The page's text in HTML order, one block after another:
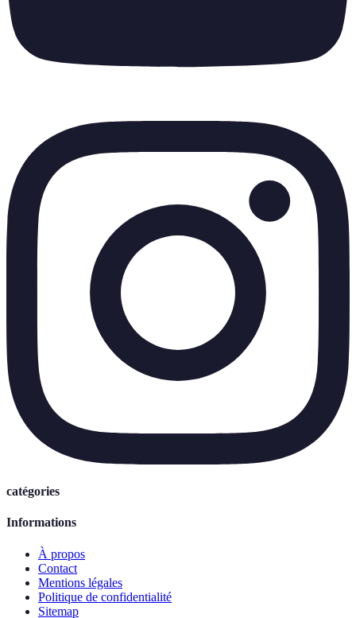
catégories
Informations
À propos
Contact
Mentions légales
Politique de confidentialité
Sitemap